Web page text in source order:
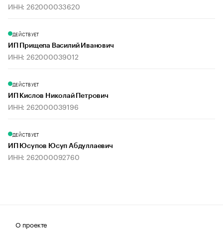
ИНН: 262000033620
ДЕЙСТВУЕТ
ИП Прищепа Василий Иванович
ИНН: 262000039012
ДЕЙСТВУЕТ
ИП Кислов Николай Петрович
ИНН: 262000039196
ДЕЙСТВУЕТ
ИП Юсупов Юсуп Абдуллаевич
ИНН: 262000092760
О проекте